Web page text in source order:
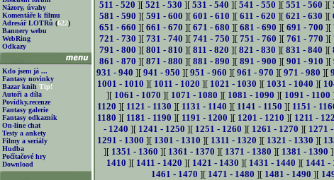
Názory, úvahy
Komentáře k filmu
Adresář LOTRů (622)
Bannery webu
WebRing
Odkazy
Kdo jsem já ...
Fantasy novinky
Bazar knih Tip!
Autoři a díla
Povídky,recenze
Fantasy galerie
Fantasy odkazník
On-line chat
Testy a ankety
Filmy a seriály
Hudba
Počítačové hry
Download
511 - 520 ][ 521 - 530 ][ 531 - 540 ][ 541 - 550 ][ 551 - 560 ][
581 - 590 ][ 591 - 600 ][ 601 - 610 ][ 611 - 620 ][ 621 - 630 ][
651 - 660 ][ 661 - 670 ][ 671 - 680 ][ 681 - 690 ][ 691 - 700 ][
721 - 730 ][ 731 - 740 ][ 741 - 750 ][ 751 - 760 ][ 761 - 770 ][
791 - 800 ][ 801 - 810 ][ 811 - 820 ][ 821 - 830 ][ 831 - 840 ][
861 - 870 ][ 871 - 880 ][ 881 - 890 ][ 891 - 900 ][ 901 - 910 ][
931 - 940 ][ 941 - 950 ][ 951 - 960 ][ 961 - 970 ][ 971 - 980 ][
1001 - 1010 ][ 1011 - 1020 ][ 1021 - 1030 ][ 1031 - 1040 ][
][ 1061 - 1070 ][ 1071 - 1080 ][ 1081 - 1090 ][ 1091 - 1100
1120 ][ 1121 - 1130 ][ 1131 - 1140 ][ 1141 - 1150 ][ 1151 -
1180 ][ 1181 - 1190 ][ 1191 - 1200 ][ 1201 - 1210 ][ 1211 -
- 1240 ][ 1241 - 1250 ][ 1251 - 1260 ][ 1261 - 1270 ][ 1271
1291 - 1300 ][ 1301 - 1310 ][ 1311 - 1320 ][ 1321 - 1330 ][
][ 1351 - 1360 ][ 1361 - 1370 ][ 1371 - 1380 ][ 1381 - 1390
1410 ][ 1411 - 1420 ][ 1421 - 1430 ][ 1431 - 1440 ][ 1441 -
1461 - 1470 ][ 1471 - 1480 ][ 1481 - 1490 ][